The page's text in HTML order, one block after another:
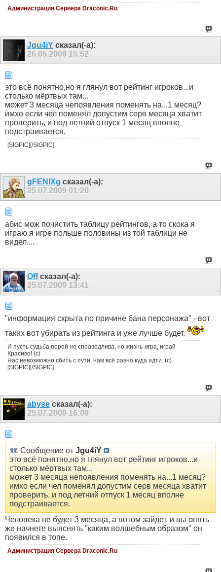
Администрация Сервера Draconic.Ru
Jgu4iY сказал(-а):
26.05.2009 15:52
это всё понятно,но я глянул вот рейтинг игроков...и
столько мёртвых там...
может 3 месяца непоявления поменять на...1 месяц?
имхо если чел поменял допустим серв месяца хватит
проверить, и под летний отпуск 1 месяц вполне
подстраивается.
[SIGPIC][/SIGPIC]
gFENIXg сказал(-а):
25.07.2009 01:20
абис мож почистить таблицу рейтингов, а то скока я
играю я игре польше половины из той таблици не
видел....
Offсказал(-а):
25.07.2009 13:41
"информация скрыта по причине бана персонажа" - вот
таких вот убирать из рейтинга и уже лучше будет.
И пусть судьба порой не справедлива, но жизнь-игра, играй
Красиво! (с)
Нас невозможно сбить с пути, нам всё равно куда идти. (с)
[SIGPIC][/SIGPIC]
abyse сказал(-а):
25.07.2009 16:09
Сообщение от Jgu4iY
это всё понятно,но я глянул вот рейтинг игроков...и
столько мёртвых там...
может 3 месяца непоявления поменять на...1 месяц?
имхо если чел поменял допустим серв месяца хватит
проверить, и под летний отпуск 1 месяц вполне
подстраивается.
Человека не будет 3 месяца, а потом зайдет, и вы опять
же начнете выяснять "каким волшебным образом" он
появился в топе.
Администрация Сервера Draconic.Ru